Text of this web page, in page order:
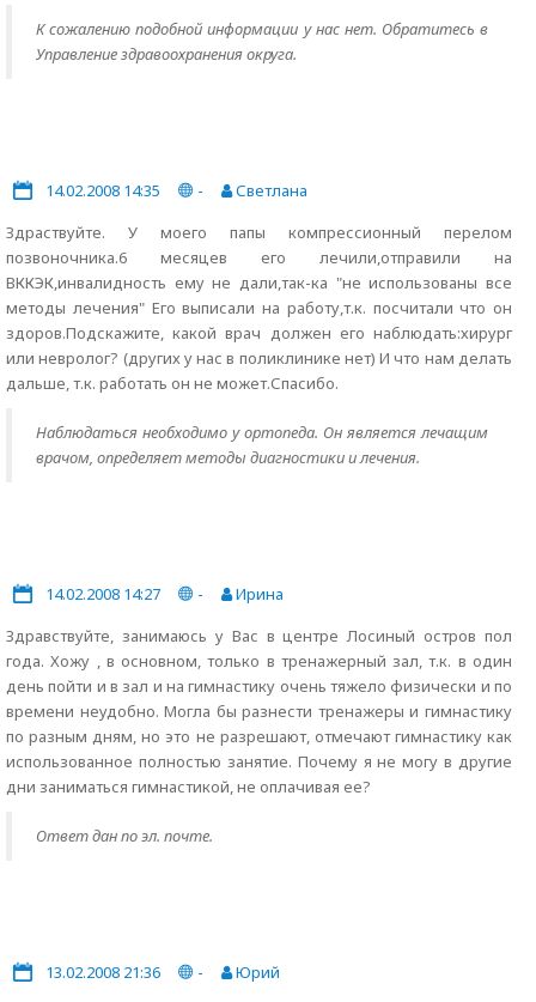
К сожалению подобной информации у нас нет. Обратитесь в
Управление здравоохранения округа.
14.02.2008 14:35 -
Светлана
Здраствуйте. У моего папы компрессионный перелом
позвоночника.6 месяцев его лечили,отправили на
ВККЭК,инвалидность ему не дали,так-ка "не использованы все
методы лечения" Его выписали на работу,т.к. посчитали что он
здоров.Подскажите, какой врач должен его наблюдать:хирург
или невролог? (других у нас в поликлинике нет) И что нам делать
дальше, т.к. работать он не может.Спасибо.
Наблюдаться необходимо у ортопеда. Он является лечащим
врачом, определяет методы диагностики и лечения.
14.02.2008 14:27 -
Ирина
Здравствуйте, занимаюсь у Вас в центре Лосиный остров пол
года. Хожу , в основном, только в тренажерный зал, т.к. в один
день пойти и в зал и на гимнастику очень тяжело физически и по
времени неудобно. Могла бы разнести тренажеры и гимнастику
по разным дням, но это не разрешают, отмечают гимнастику как
использованное полностью занятие. Почему я не могу в другие
дни заниматься гимнастикой, не оплачивая ее?
Ответ дан по эл. почте.
13.02.2008 21:36 -
Юрий